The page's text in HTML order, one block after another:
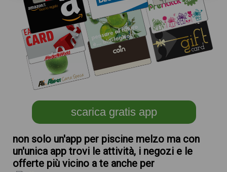
scarica gratis app
non solo un'app per piscine melzo ma con
un'unica app trovi le attività, i negozi e le
offerte più vicino a te anche per